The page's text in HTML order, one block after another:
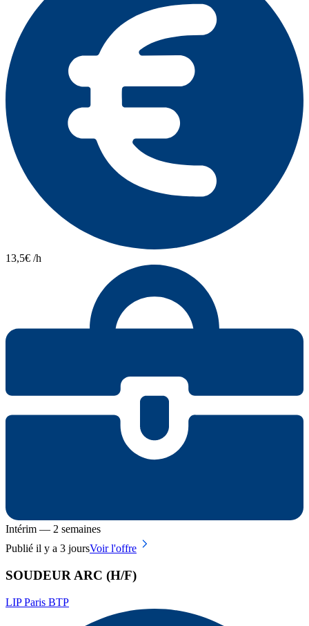
13,5€ /h
Intérim — 2 semaines
Publié il y a 3 joursVoir l'offre
SOUDEUR ARC (H/F)
LIP Paris BTP